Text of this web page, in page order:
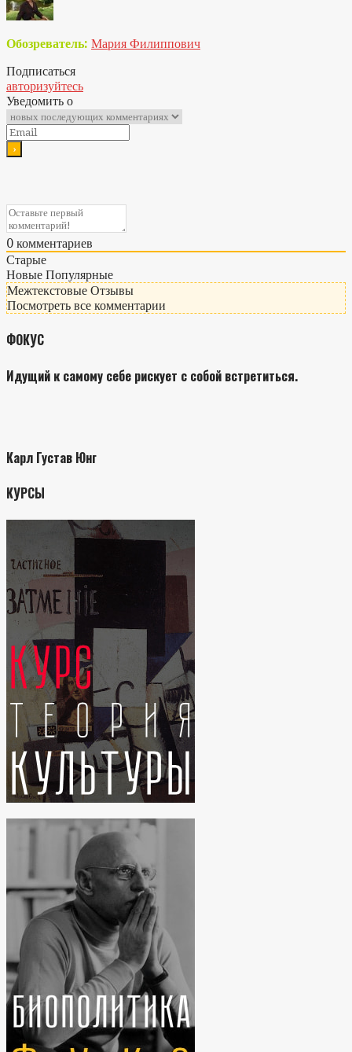
Обозреватель: Мария Филиппович
Подписаться
авторизуйтесь
Уведомить о
0 комментариев
Старые
Новые Популярные
Межтекстовые Отзывы
Посмотреть все комментарии
ФОКУС
Идущий к самому себе рискует с собой встретиться.
Карл Густав Юнг
КУРСЫ